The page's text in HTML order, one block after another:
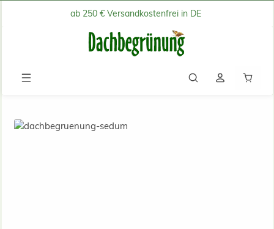
Zum Hauptinhalt springenab 250 € Versandkostenfrei in DE
Gründachpakete